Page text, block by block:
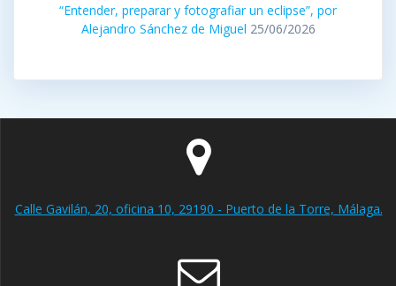
“Entender, preparar y fotografiar un eclipse”, por
Alejandro Sánchez de Miguel 25/06/2026
Calle Gavilán, 20, oficina 10, 29190 - Puerto de la Torre, Málaga.